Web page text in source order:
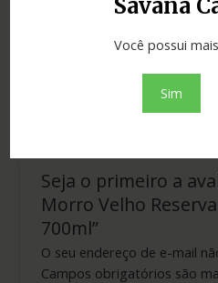
Savana
Você possui
Sim
Não há avaliações ainda.
Seja o primeiro a
Morro Velho
700ml”
O seu endereço de e-mail
Campos obrigatórios são